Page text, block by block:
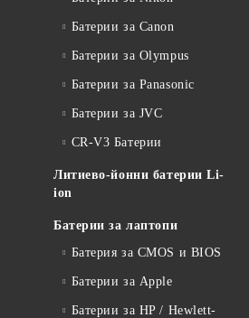
Батерии за Canon
Батерии за Olympus
Батерии за Panasonic
Батерии за JVC
CR-V3 Батерии
Литиево-йонни батерии Li-
ion
Батерии за лаптопи
Батерия за CMOS и BIOS
Батерии за Apple
Батерии за HP / Hewlett-